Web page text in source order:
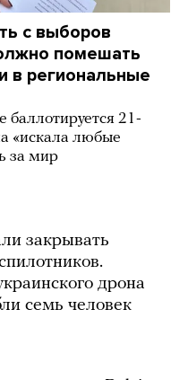
с выборов
помешать
в региональные
баллотируется 21-
«искала любые
за мир
закрывать
дрона
семь человек